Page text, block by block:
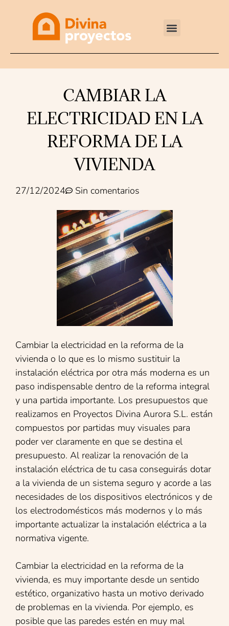
CAMBIAR LA
ELECTRICIDAD EN LA
REFORMA DE LA
VIVIENDA
27/12/2024 Sin comentarios
Cambiar la electricidad en la reforma de la
vivienda o lo que es lo mismo sustituir la
instalación eléctrica por otra más moderna es un
paso indispensable dentro de la reforma integral
y una partida importante. Los presupuestos que
realizamos en Proyectos Divina Aurora S.L. están
compuestos por partidas muy visuales para
poder ver claramente en que se destina el
presupuesto. Al realizar la renovación de la
instalación eléctrica de tu casa conseguirás dotar
a la vivienda de un sistema seguro y acorde a las
necesidades de los dispositivos electrónicos y de
los electrodomésticos más modernos y lo más
importante actualizar la instalación eléctrica a la
normativa vigente.
Cambiar la electricidad en la reforma de la
vivienda, es muy importante desde un sentido
estético, organizativo hasta un motivo derivado
de problemas en la vivienda. Por ejemplo, es
posible que las paredes estén en muy mal